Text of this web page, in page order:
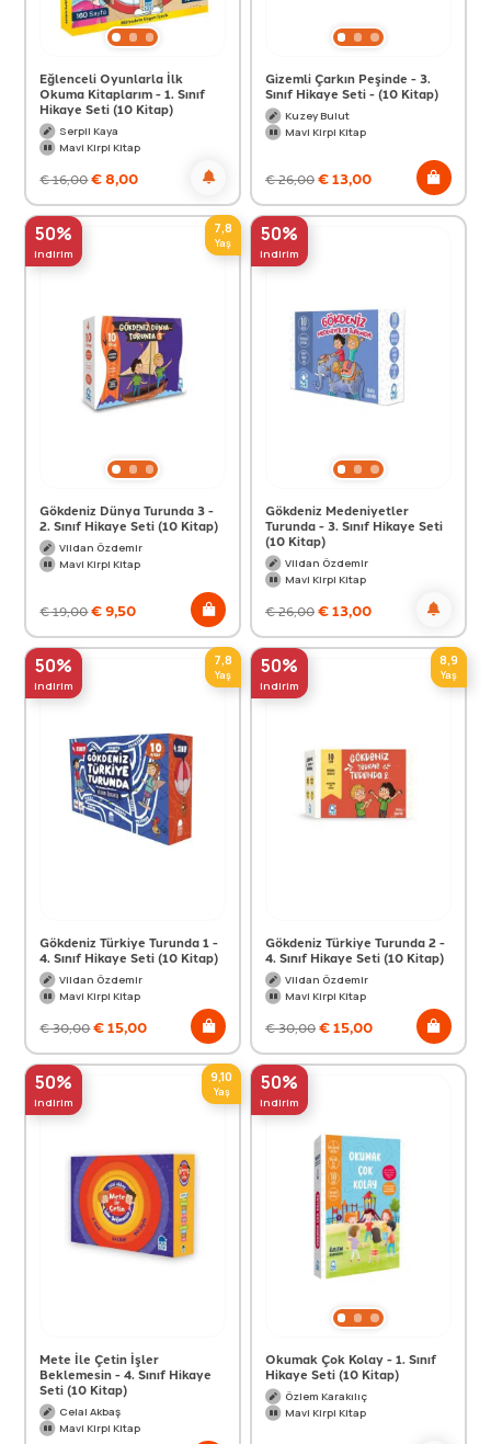
Eğlenceli Oyunlarla İlk
Okuma Kitaplarım - 1. Sınıf
Hikaye Seti (10 Kitap)
Serpil Kaya
Mavi Kirpi Kitap
€16,00€8,00
Gizemli Çarkın Peşinde - 3.
Sınıf Hikaye Seti - (10 Kitap)
Kuzey Bulut
Mavi Kirpi Kitap
€26,00€13,00
50%
indirim
7,8
Yaş
Gökdeniz Dünya Turunda 3 -
2. Sınıf Hikaye Seti (10 Kitap)
Vildan Özdemir
Mavi Kirpi Kitap
€19,00€9,50
50%
indirim
Gökdeniz Medeniyetler
Turunda - 3. Sınıf Hikaye Seti
(10 Kitap)
Vildan Özdemir
Mavi Kirpi Kitap
€26,00€13,00
50%
indirim
7,8
Yaş
Gökdeniz Türkiye Turunda 1 -
4. Sınıf Hikaye Seti (10 Kitap)
Vildan Özdemir
Mavi Kirpi Kitap
€30,00€15,00
50%
indirim
8,9
Yaş
Gökdeniz Türkiye Turunda 2 -
4. Sınıf Hikaye Seti (10 Kitap)
Vildan Özdemir
Mavi Kirpi Kitap
€30,00€15,00
50%
indirim
9,10
Yaş
Mete İle Çetin İşler
Beklemesin - 4. Sınıf Hikaye
Seti (10 Kitap)
Celal Akbaş
Mavi Kirpi Kitap
50%
indirim
Okumak Çok Kolay - 1. Sınıf
Hikaye Seti (10 Kitap)
Özlem Karakılıç
Mavi Kirpi Kitap